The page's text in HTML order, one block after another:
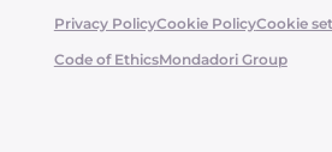
Privacy PolicyCookie PolicyCookie
Code of EthicsMondadori Group